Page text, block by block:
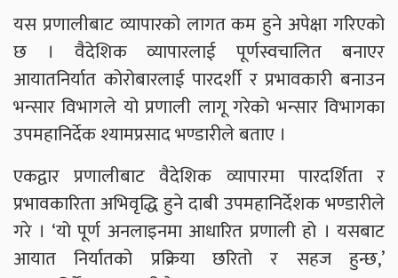
यस प्रणालीबाट व्यापारको लागत कम हुने अपेक्षा गरिएको
छ । वैदेशिक व्यापारलाई पूर्णस्वचालित बनाएर
आयातनिर्यात कोरोबारलाई पारदर्शी र प्रभावकारी बनाउन
भन्सार विभागले यो प्रणाली लागू गरेको भन्सार विभागका
उपमहानिर्देक श्यामप्रसाद भण्डारीले बताए ।
एकद्वार प्रणालीबाट वैदेशिक व्यापारमा पारदर्शिता र
प्रभावकारिता अभिवृद्धि हुने दाबी उपमहानिर्देशक भण्डारीले
गरे । ‘यो पूर्ण अनलाइनमा आधारित प्रणाली हो । यसबाट
आयात निर्यातको प्रक्रिया छरितो र सहज हुन्छ,’